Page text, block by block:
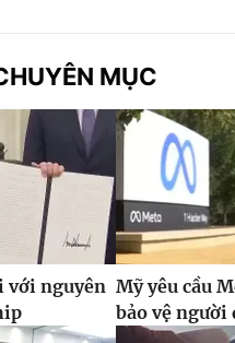
MỤC
với nguyên Mỹ yêu cầu
bảo vệ